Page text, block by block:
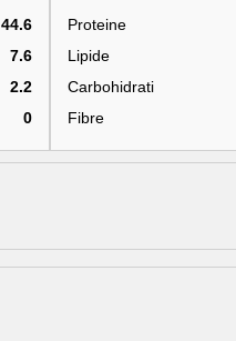
44.6
7.6
2.2
0
Proteine
Lipide
Carbohidrati
Fibre